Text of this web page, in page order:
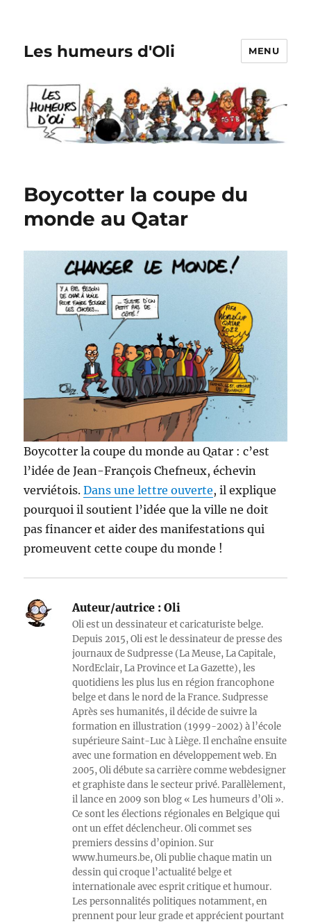
Les humeurs d'Oli MENU
Boycotter la coupe du
monde au Qatar
Boycotter la coupe du monde au Qatar : c’est
l’idée de Jean-François Chefneux, échevin
verviétois.Dans une lettre ouverte, il explique
pourquoi il soutient l’idée que la ville ne doit
pas financer et aider des manifestations qui
promeuvent cette coupe du monde !
Auteur/autrice : Oli
Oli est un dessinateur et caricaturiste belge.
Depuis 2015, Oli est le dessinateur de presse des
journaux de Sudpresse (La Meuse, La Capitale,
NordEclair, La Province et La Gazette), les
quotidiens les plus lus en région francophone
belge et dans le nord de la France. Sudpresse
Après ses humanités, il décide de suivre la
formation en illustration (1999-2002) à l’école
supérieure Saint-Luc à Liège. Il enchaîne ensuite
avec une formation en développement web. En
2005, Oli débute sa carrière comme webdesigner
et graphiste dans le secteur privé. Parallèlement,
il lance en 2009 son blog « Les humeurs d’Oli ».
Ce sont les élections régionales en Belgique qui
ont un effet déclencheur. Oli commet ses
premiers dessins d’opinion. Sur
www.humeurs.be, Oli publie chaque matin un
dessin qui croque l’actualité belge et
internationale avec esprit critique et humour.
Les personnalités politiques notamment, en
prennent pour leur grade et apprécient pourtant